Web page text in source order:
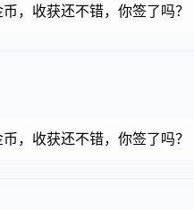
，收获还不错，你签了吗？
，收获还不错，你签了吗？